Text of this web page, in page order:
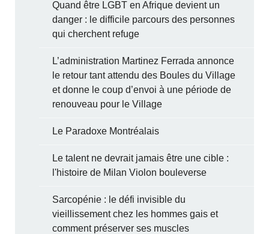
Quand être LGBT en Afrique devient un
danger : le difficile parcours des personnes
qui cherchent refuge
L’administration Martinez Ferrada annonce
le retour tant attendu des Boules du Village
et donne le coup d’envoi à une période de
renouveau pour le Village
Le Paradoxe Montréalais
Le talent ne devrait jamais être une cible :
l'histoire de Milan Violon bouleverse
Sarcopénie : le défi invisible du
vieillissement chez les hommes gais et
comment préserver ses muscles